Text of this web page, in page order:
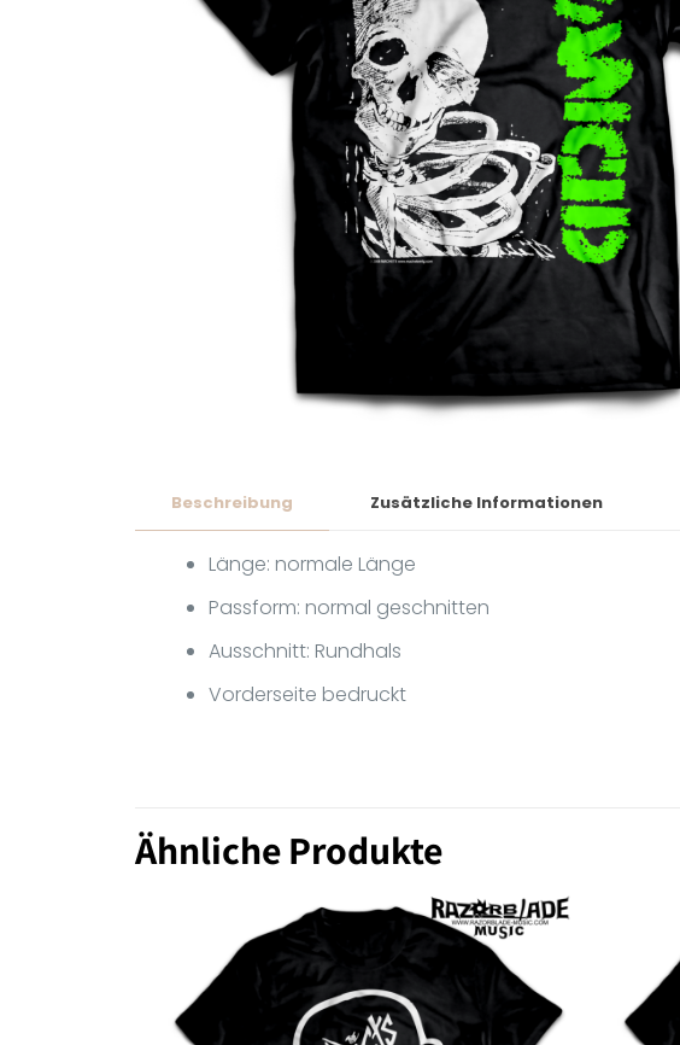
Beschreibung Zusätzliche Informationen
Länge: normale Länge
Passform: normal geschnitten
Ausschnitt: Rundhals
Vorderseite bedruckt
Ähnliche Produkte